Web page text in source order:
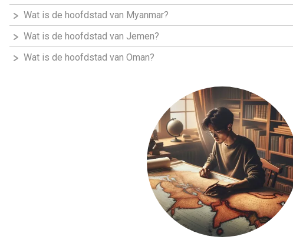
Wat is de hoofdstad van Myanmar?
Wat is de hoofdstad van Jemen?
Wat is de hoofdstad van Oman?